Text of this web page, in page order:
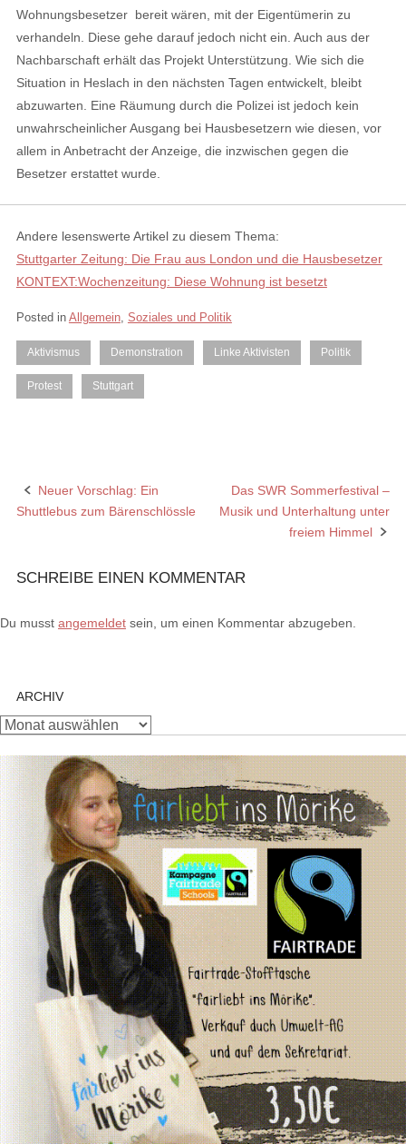
Wohnungsbesetzer bereit wären, mit der Eigentümerin zu
verhandeln. Diese gehe darauf jedoch nicht ein. Auch aus der
Nachbarschaft erhält das Projekt Unterstützung. Wie sich die
Situation in Heslach in den nächsten Tagen entwickelt, bleibt
abzuwarten. Eine Räumung durch die Polizei ist jedoch kein
unwahrscheinlicher Ausgang bei Hausbesetzern wie diesen, vor
allem in Anbetracht der Anzeige, die inzwischen gegen die
Besetzer erstattet wurde.
Andere lesenswerte Artikel zu diesem Thema:
Stuttgarter Zeitung: Die Frau aus London und die Hausbesetzer
KONTEXT:Wochenzeitung: Diese Wohnung ist besetzt
Posted in Allgemein, Soziales und Politik
Aktivismus Demonstration Linke Aktivisten Politik
Protest Stuttgart
Post
Neuer Vorschlag: Ein
Shuttlebus zum Bärenschlössle
Das SWR Sommerfestival –
Musik und Unterhaltung unter
freiem Himmel
SCHREIBE EINEN KOMMENTAR
Du musst angemeldet sein, um einen Kommentar abzugeben.
ARCHIV
Archiv